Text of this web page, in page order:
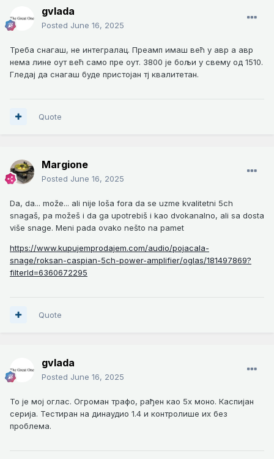
gvlada
Posted June 16, 2025
Треба снагаш, не интегралац. Преамп имаш већ у авр а авр
нема лине оут већ само пре оут. 3800 је бољи у свему од 1510.
Гледај да снагаш буде пристојан тј квалитетан.
Quote
Margione
Posted June 16, 2025
Da, da... može... ali nije loša fora da se uzme kvalitetni 5ch
snagaš, pa možeš i da ga upotrebiš i kao dvokanalno, ali sa dosta
više snage. Meni pada ovako nešto na pamet
https://www.kupujemprodajem.com/audio/pojacala-
snage/roksan-caspian-5ch-power-amplifier/oglas/181497869?
filterId=6360672295
Quote
gvlada
Posted June 16, 2025
То је мој оглас. Огроман трафо, рађен као 5х моно. Каспијан
серија. Тестиран на динаудио 1.4 и контролише их без
проблема.